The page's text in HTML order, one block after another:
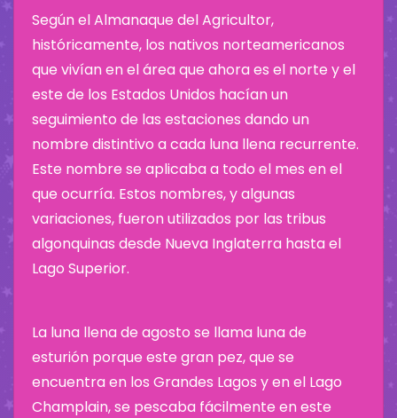
Según el Almanaque del Agricultor,
históricamente, los nativos norteamericanos
que vivían en el área que ahora es el norte y el
este de los Estados Unidos hacían un
seguimiento de las estaciones dando un
nombre distintivo a cada luna llena recurrente.
Este nombre se aplicaba a todo el mes en el
que ocurría. Estos nombres, y algunas
variaciones, fueron utilizados por las tribus
algonquinas desde Nueva Inglaterra hasta el
Lago Superior.
La luna llena de agosto se llama luna de
esturión porque este gran pez, que se
encuentra en los Grandes Lagos y en el Lago
Champlain, se pescaba fácilmente en este